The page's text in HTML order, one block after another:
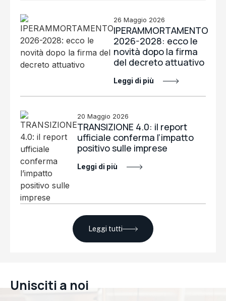
26 Maggio 2026
IPERAMMORTAMENTO
2026-2028: ecco le
novità dopo la firma
del decreto attuativo
Leggi di più
20 Maggio 2026
TRANSIZIONE 4.0: il report
ufficiale conferma l’impatto
positivo sulle imprese
Leggi di più
Leggi tutti
Unisciti a noi